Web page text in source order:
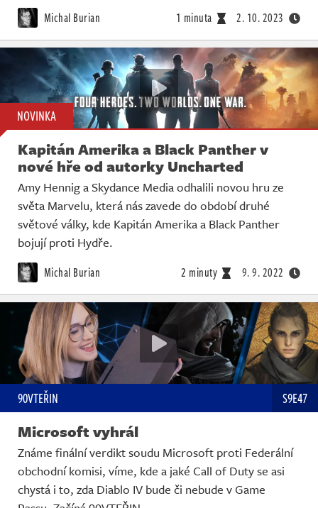
Michal Burian 1 minuta 2. 10. 2023
NOVINKA
Kapitán Amerika a Black Panther v
nové hře od autorky Uncharted
Amy Hennig a Skydance Media odhalili novou hru ze
světa Marvelu, která nás zavede do období druhé
světové války, kde Kapitán Amerika a Black Panther
bojují proti Hydře.
Michal Burian 2 minuty 9. 9. 2022
90VTEŘIN S9E47
Microsoft vyhrál
Známe finální verdikt soudu Microsoft proti Federální
obchodní komisi, víme, kde a jaké Call of Duty se asi
chystá i to, zda Diablo IV bude či nebude v Game